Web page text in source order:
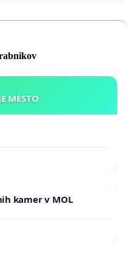
KAMNIK MOJE MESTO
kamer v MOL